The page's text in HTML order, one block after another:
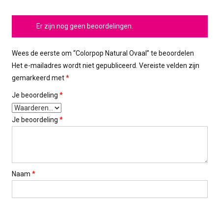
Er zijn nog geen beoordelingen.
Wees de eerste om “Colorpop Natural Ovaal” te beoordelen
Het e-mailadres wordt niet gepubliceerd. Vereiste velden zijn
gemarkeerd met*
Je beoordeling*
Je beoordeling*
Naam*